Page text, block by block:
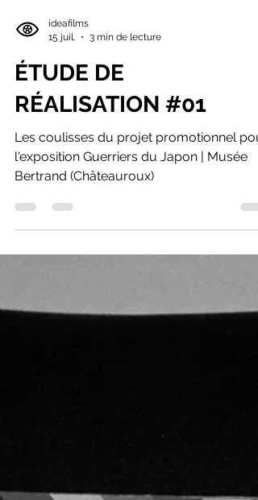
ideafilms
15 juil.
3 min de lecture
ÉTUDE DE
RÉALISATION #01
Les coulisses du projet promotionnel